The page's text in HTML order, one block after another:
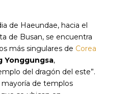
de Haeundae, hacia el
de Busan, se encuentra
más singulares de Corea
Yonggungsa,
del dragón del este”.
mayoría de templos